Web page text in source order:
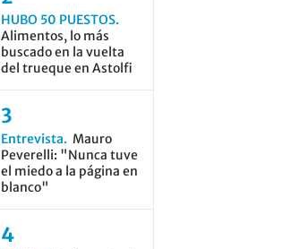
HUBO 50 PUESTOS
Alimentos, lo más
buscado en la vuelta
del trueque en Astolfi
Entrevista
Mauro
Peverelli: "Nunca tuve
el miedo a la página en
blanco"